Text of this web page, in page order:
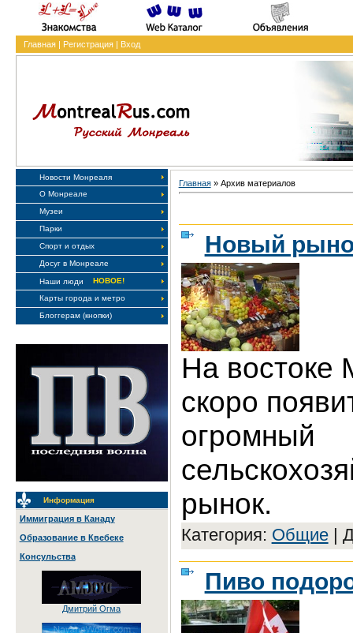
Главная| Регистрация| Вход
Новости Монреаля
О Монреале
Музеи
Парки
Спорт и отдых
Досуг в Монреале
Наши люди
НОВОЕ!
Карты города и метро
Блоггерам (кнопки)
Информация
Иммиграция в Канаду
Образование в Квебеке
Консульства
Дмитрий Огма
Главная» Архив материалов
Новый
На востоке
скоро
огромный
рынок.
Категория: Общие|
Пиво